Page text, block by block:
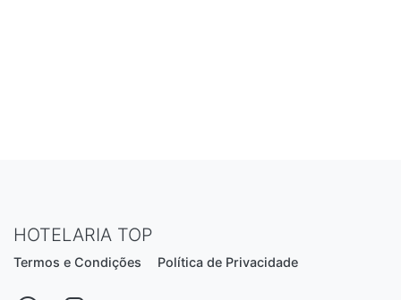
HOTELARIA TOP
Termos e Condições Política de Privacidade